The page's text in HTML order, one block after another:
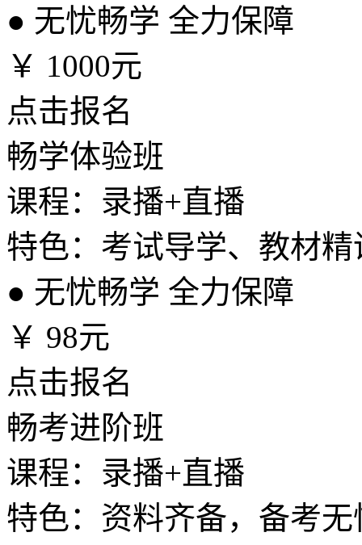
● 无忧畅学 全力保障
￥ 1000元
点击报名
畅学体验班
课程：录播+直播
特色：考试导学、教材
● 无忧畅学 全力保障
￥ 98元
点击报名
畅考进阶班
课程：录播+直播
特色：资料齐备，备考无